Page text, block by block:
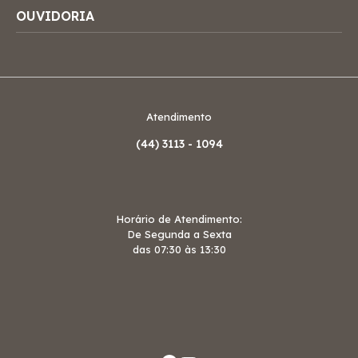
OUVIDORIA
Atendimento
(44) 3113 - 1094
Horário de Atendimento:
De Segunda a Sexta
das 07:30 às 13:30